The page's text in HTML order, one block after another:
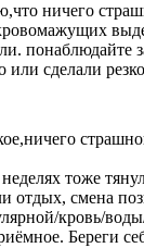
ничего
понаблюдайте
или сделали
тоже
отдых, смена
кровь/
Береги